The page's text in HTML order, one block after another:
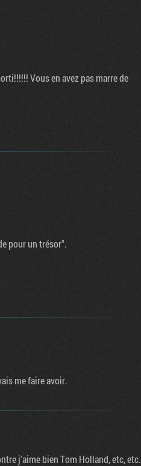
Vous en avez pas marre de
pour un trésor".
me faire avoir.
j'aime bien Tom Holland, etc, etc.